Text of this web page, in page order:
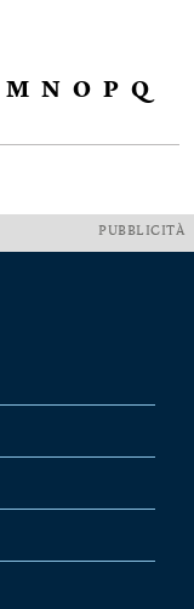
M N O P Q
PUBBLICITÀ